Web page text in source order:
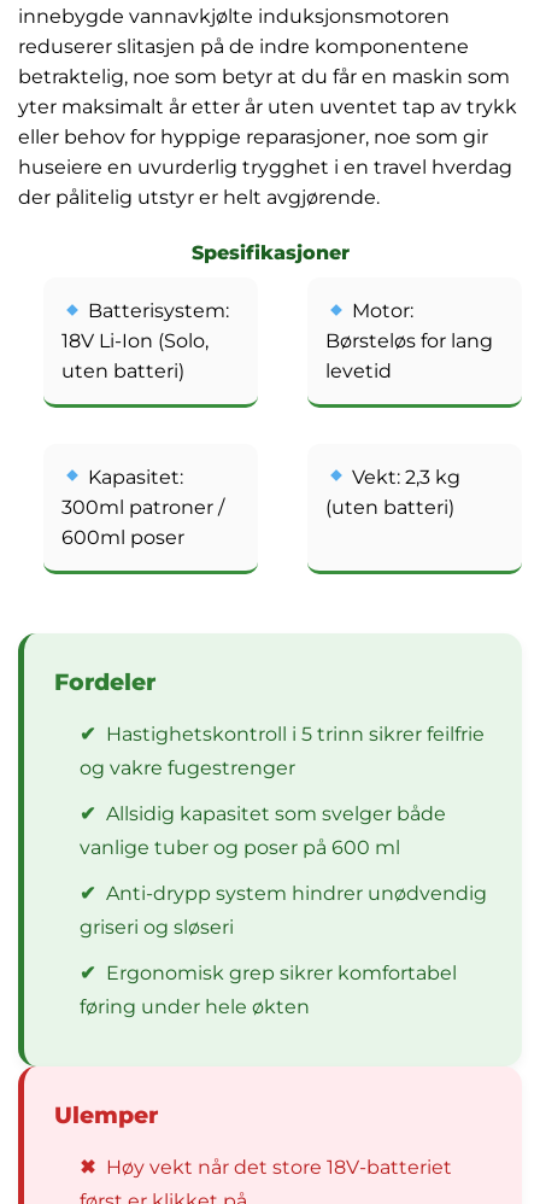
innebygde vannavkjølte induksjonsmotoren
reduserer slitasjen på de indre komponentene
betraktelig, noe som betyr at du får en maskin som
yter maksimalt år etter år uten uventet tap av trykk
eller behov for hyppige reparasjoner, noe som gir
huseiere en uvurderlig trygghet i en travel hverdag
der pålitelig utstyr er helt avgjørende.
Spesifikasjoner
Batterisystem:
18V Li-Ion (Solo,
uten batteri)
Motor:
Børsteløs for lang
levetid
Kapasitet:
300ml patroner /
600ml poser
Vekt: 2,3 kg
(uten batteri)
Fordeler
✔ Hastighetskontroll i 5 trinn sikrer feilfrie
og vakre fugestrenger
✔ Allsidig kapasitet som svelger både
vanlige tuber og poser på 600 ml
✔ Anti-drypp system hindrer unødvendig
griseri og sløseri
✔ Ergonomisk grep sikrer komfortabel
føring under hele økten
Ulemper
✖ Høy vekt når det store 18V-batteriet